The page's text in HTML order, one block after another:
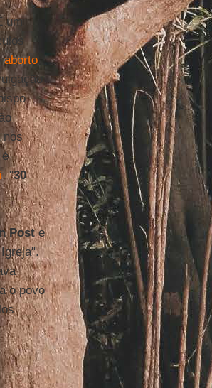
um
aborto,
nos
, "30
Poste
o povo